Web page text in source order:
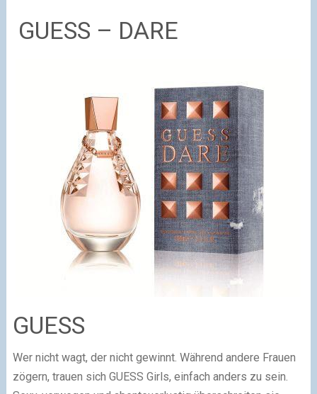
GUESS – DARE
GUESS
Wer nicht wagt, der nicht gewinnt. Während andere Frauen
zögern, trauen sich GUESS Girls, einfach anders zu sein.